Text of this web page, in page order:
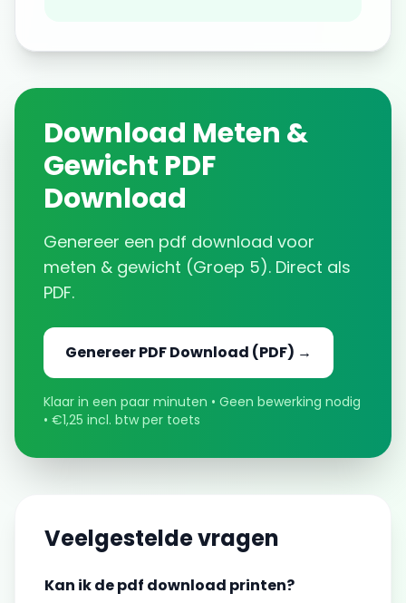
Download Meten &
Gewicht PDF
Download
Genereer een pdf download voor
meten & gewicht (Groep 5). Direct als
PDF.
GenereerPDF Download (PDF) →
Klaar in een paar minuten • Geen bewerking nodig
• €1,25 incl. btw per toets
Veelgestelde vragen
Kan ik depdf download printen?